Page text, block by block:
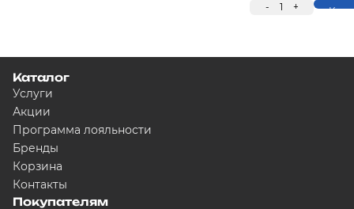
- 1 +
Каталог
Услуги
Акции
Программа лояльности
Бренды
Корзина
Контакты
Покупателям